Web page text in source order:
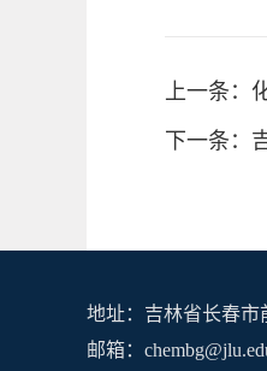
上一条：
下一条：
地址：吉林省长春市
邮箱：